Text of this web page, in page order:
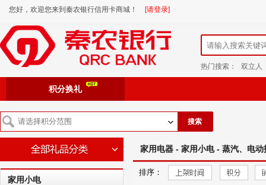
您好，欢迎您来到秦农银行信用卡商城！ [请登录]
热门搜索： 双立人
积分换礼
搜索
家用小电
家用电器 - 家用小电 - 蒸汽、电动
排序：